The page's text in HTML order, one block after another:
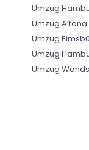
Umzug
Umzug Altona
Umzug
Umzug
Umzug